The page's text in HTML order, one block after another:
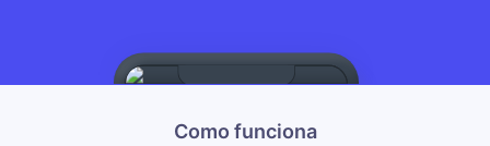
Como funciona